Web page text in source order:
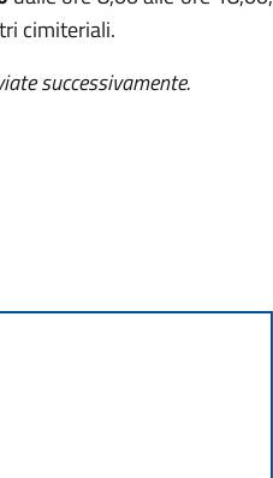
cimiteriali.
successivamente.